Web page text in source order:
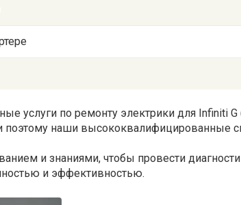
услуги по ремонту электрики для Infiniti
поэтому наши высококвалифицированные
и знаниями, чтобы провести
и эффективностью.